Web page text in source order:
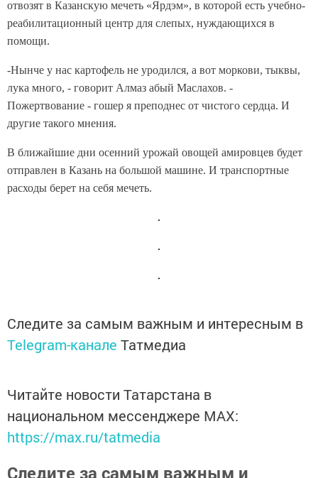
отвозят в Казанскую мечеть «Ярдэм», в которой есть учебно-
реабилитационный центр для слепых, нуждающихся в
помощи.
-Нынче у нас картофель не уродился, а вот моркови, тыквы,
лука много, - говорит Алмаз абый Маслахов. -
Пожертвование - гошер я преподнес от чистого сердца. И
другие такого мнения.
В ближайшие дни осенний урожай овощей амировцев будет
отправлен в Казань на большой машине. И транспортные
расходы берет на себя мечеть.
Следите за самым важным и интересным в
Telegram-канале Татмедиа
Читайте новости Татарстана в
национальном мессенджере MАХ:
https://max.ru/tatmedia
Следите за самым важным и